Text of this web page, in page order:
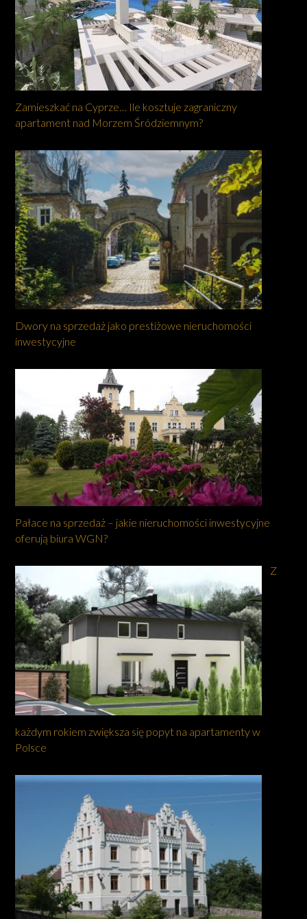
Zamieszkać na Cyprze… Ile kosztuje zagraniczny
apartament nad Morzem Śródziemnym?
Dwory na sprzedaż jako prestiżowe nieruchomości
inwestycyjne
Pałace na sprzedaż – jakie nieruchomości inwestycyjne
oferują biura WGN?
Z
każdym rokiem zwiększa się popyt na apartamenty w
Polsce